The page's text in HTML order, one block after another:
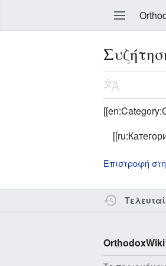
Επεξεργασία
Επιστροφή
OrthodoxWiki